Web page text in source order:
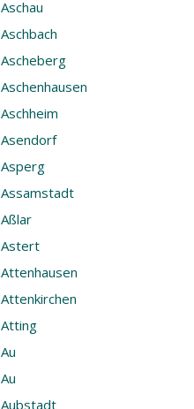
Aschau
Aschbach
Ascheberg
Aschenhausen
Aschheim
Asendorf
Asperg
Assamstadt
Aßlar
Astert
Attenhausen
Attenkirchen
Atting
Au
Au
Aubstadt